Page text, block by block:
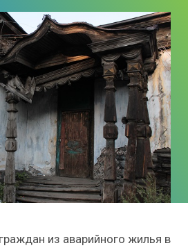
из аварийного жилья в